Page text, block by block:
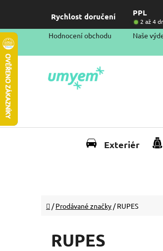
obsah
Rychlost doručení PPL
2 až 4
Hodnocení obchodu Naše
Exteriér
Domů
/ Prodávané značky / RUPES
RUPES